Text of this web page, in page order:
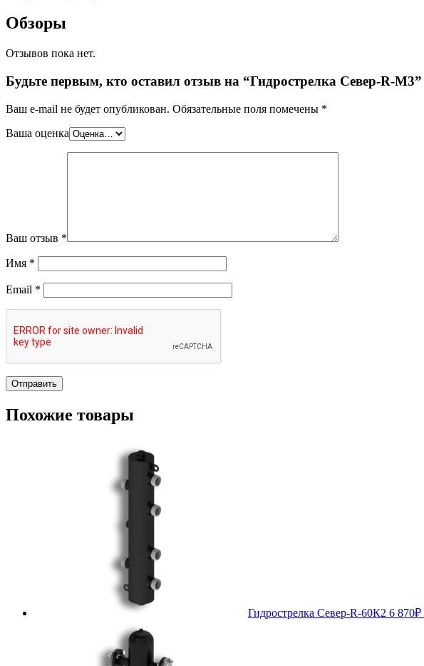
Обзоры
Отзывов пока нет.
Будьте первым, кто оставил отзыв на “Гидрострелка Север-R-М3”
Ваш e-mail не будет опубликован. Обязательные поля помечены *
Ваша оценка
Ваш отзыв *
Имя *
Email *
Похожие товары
Гидрострелка Север-R-60К2 6 870₽